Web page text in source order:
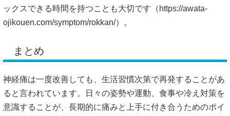
ックスできる時間を持つことも大切です（ https://awata-
ojikouen.com/symptom/rokkan/）。
まとめ
神経痛は一度改善しても、生活習慣次第で再発することがあ
ると言われています。日々の姿勢や運動、食事や冷え対策を
意識することが、長期的に痛みと上手に付き合うためのポイ